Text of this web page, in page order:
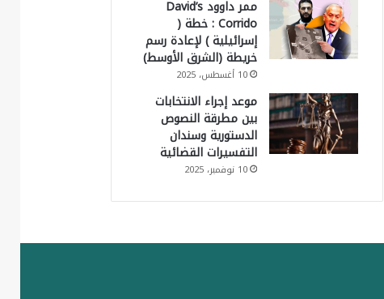
ممر داوود David’s
Corrido : خطة (
إسرائيلية ) لإعادة رسم
خريطة (الشرق الأوسط)
10 أغسطس، 2025
موعد إجراء الانتخابات
بين مطرقة النصوص
الدستورية وسندان
التفسيرات القضائية
10 نوفمبر، 2025